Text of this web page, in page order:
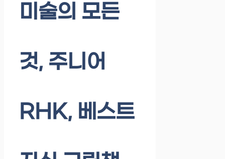
미술의 모든
것, 주니어
RHK, 베스트